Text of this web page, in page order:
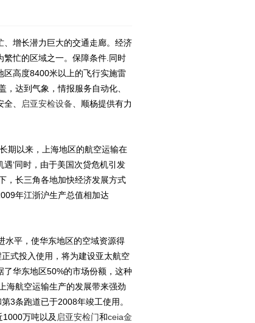
增长潜力巨大的交通走廊。经济
繁忙的区域之一。保障条件.同时
区高度8400米以上的飞行实施雷
达到气象，情报服务自动化、
、
启亚安检设备 、顺杨提供有力
期以来，上海地区的航空运输在
‘同时，由于美国次贷危机引发
，长三角各地加快经济发展方式
年江浙沪生产总值相加达
平，使华东地区的空域资源得
式投入使用，将为建设亚太航空
华东地区50%的市场份额，这种
海航空运输生产的发展带来强劲
3条跑道已于2008年竣工使用。
万吨以及 启亚安检门和ceia金